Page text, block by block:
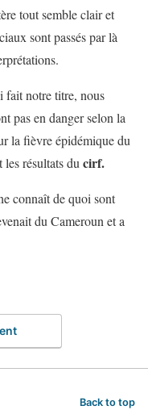
tout semble clair et
sont passés par là
fait notre titre, nous
pas en danger selon la
la fièvre épidémique du
les résultats du cirf.
connaît de quoi sont
du Cameroun et a
Back to top